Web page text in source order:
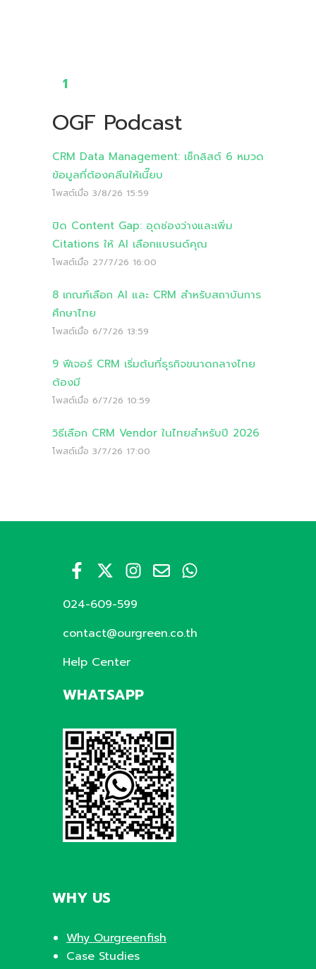
1
OGF Podcast
CRM Data Management: เช็กลิสต์ 6 หมวด
ข้อมูลที่ต้องคลีนให้เนี๊ยบ
โพสต์เมื่อ 3/8/26 15:59
ปิด Content Gap: อุดช่องว่างและเพิ่ม
Citations ให้ AI เลือกแบรนด์คุณ
โพสต์เมื่อ 27/7/26 16:00
8 เกณฑ์เลือก AI และ CRM สำหรับสถาบันการ
ศึกษาไทย
โพสต์เมื่อ 6/7/26 13:59
9 ฟีเจอร์ CRM เริ่มต้นที่ธุรกิจขนาดกลางไทย
ต้องมี
โพสต์เมื่อ 6/7/26 10:59
วิธีเลือก CRM Vendor ในไทยสำหรับปี 2026
โพสต์เมื่อ 3/7/26 17:00
024-609-599
contact@ourgreen.co.th
Help Center
WHATSAPP
WHY US
Why Ourgreenfish
Case Studies